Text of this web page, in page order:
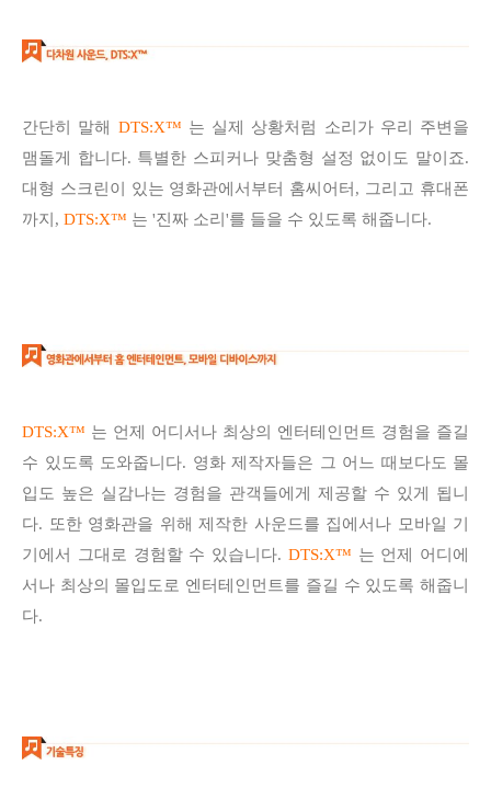
간단히 말해 DTS:X™ 는 실제 상황처럼 소리가 우리 주변을
맴돌게 합니다. 특별한 스피커나 맞춤형 설정 없이도 말이죠.
대형 스크린이 있는 영화관에서부터 홈씨어터, 그리고 휴대폰
까지, DTS:X™ 는 '진짜 소리'를 들을 수 있도록 해줍니다.
DTS:X™ 는 언제 어디서나 최상의 엔터테인먼트 경험을 즐길
수 있도록 도와줍니다. 영화 제작자들은 그 어느 때보다도 몰
입도 높은 실감나는 경험을 관객들에게 제공할 수 있게 됩니
다. 또한 영화관을 위해 제작한 사운드를 집에서나 모바일 기
기에서 그대로 경험할 수 있습니다. DTS:X™ 는 언제 어디에
서나 최상의 몰입도로 엔터테인먼트를 즐길 수 있도록 해줍니
다.